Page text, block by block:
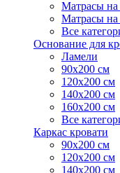
Матрасы на
Матрасы на
Все
Основание для
Ламели
90х200 см
120х200 см
140х200 см
160х200 см
Все
Каркас кровати
90х200 см
120х200 см
140х200 см